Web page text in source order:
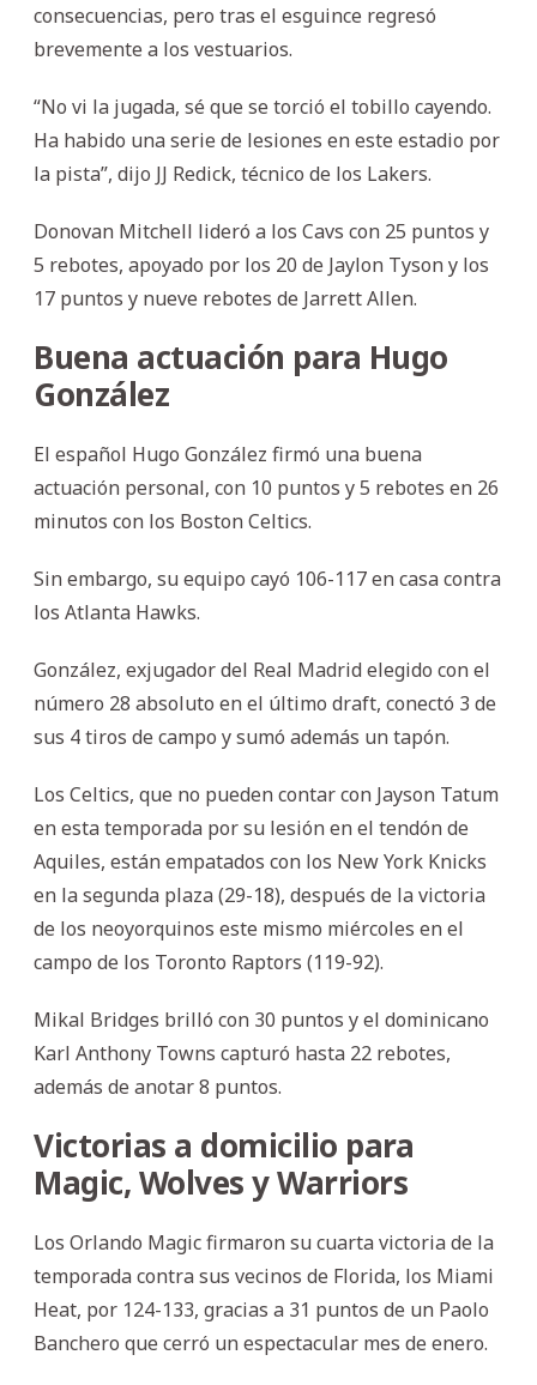
consecuencias, pero tras el esguince regresó
brevemente a los vestuarios.
“No vi la jugada, sé que se torció el tobillo cayendo.
Ha habido una serie de lesiones en este estadio por
la pista”, dijo JJ Redick, técnico de los Lakers.
Donovan Mitchell lideró a los Cavs con 25 puntos y
5 rebotes, apoyado por los 20 de Jaylon Tyson y los
17 puntos y nueve rebotes de Jarrett Allen.
Buena actuación para Hugo
González
El español Hugo González firmó una buena
actuación personal, con 10 puntos y 5 rebotes en 26
minutos con los Boston Celtics.
Sin embargo, su equipo cayó 106-117 en casa contra
los Atlanta Hawks.
González, exjugador del Real Madrid elegido con el
número 28 absoluto en el último draft, conectó 3 de
sus 4 tiros de campo y sumó además un tapón.
Los Celtics, que no pueden contar con Jayson Tatum
en esta temporada por su lesión en el tendón de
Aquiles, están empatados con los New York Knicks
en la segunda plaza (29-18), después de la victoria
de los neoyorquinos este mismo miércoles en el
campo de los Toronto Raptors (119-92).
Mikal Bridges brilló con 30 puntos y el dominicano
Karl Anthony Towns capturó hasta 22 rebotes,
además de anotar 8 puntos.
Victorias a domicilio para
Magic, Wolves y Warriors
Los Orlando Magic firmaron su cuarta victoria de la
temporada contra sus vecinos de Florida, los Miami
Heat, por 124-133, gracias a 31 puntos de un Paolo
Banchero que cerró un espectacular mes de enero.